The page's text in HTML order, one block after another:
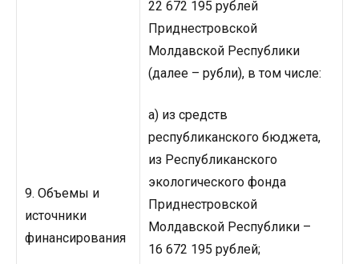
9. Объемы и
источники
финансирования
22 672 195 рублей
Приднестровской
Молдавской Республики
(далее – рубли), в том числе:
а) из средств
республиканского бюджета,
из Республиканского
экологического фонда
Приднестровской
Молдавской Республики –
16 672 195 рублей;